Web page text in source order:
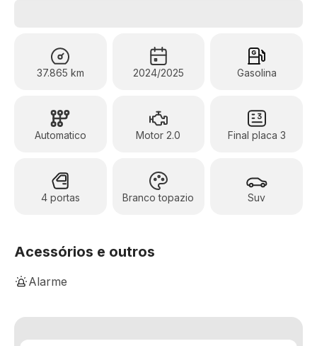
37.865 km 2024/2025 Gasolina
Automatico Motor 2.0 Final placa 3
4 portas Branco topazio Suv
Acessórios e outros
Alarme
Banco Bi-Partido